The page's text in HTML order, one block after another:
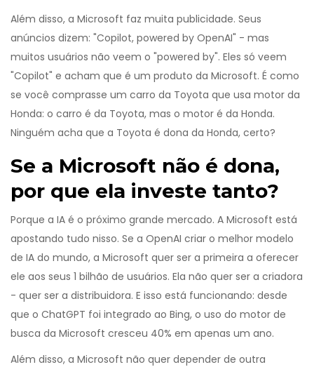
Além disso, a Microsoft faz muita publicidade. Seus
anúncios dizem: "Copilot, powered by OpenAI" - mas
muitos usuários não veem o "powered by". Eles só veem
"Copilot" e acham que é um produto da Microsoft. É como
se você comprasse um carro da Toyota que usa motor da
Honda: o carro é da Toyota, mas o motor é da Honda.
Ninguém acha que a Toyota é dona da Honda, certo?
Se a Microsoft não é dona,
por que ela investe tanto?
Porque a IA é o próximo grande mercado. A Microsoft está
apostando tudo nisso. Se a OpenAI criar o melhor modelo
de IA do mundo, a Microsoft quer ser a primeira a oferecer
ele aos seus 1 bilhão de usuários. Ela não quer ser a criadora
- quer ser a distribuidora. E isso está funcionando: desde
que o ChatGPT foi integrado ao Bing, o uso do motor de
busca da Microsoft cresceu 40% em apenas um ano.
Além disso, a Microsoft não quer depender de outra